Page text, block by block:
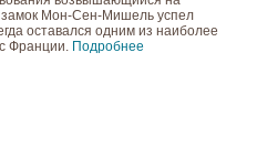
замок Мон-Сен-Мишель успел
оставался одним из наиболее
Франции. Подробнее